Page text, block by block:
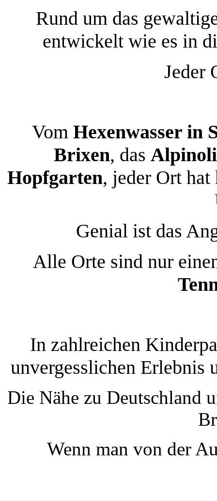
Rund um das
entwickelt wie es in
Jeder
Vom Hexenwasser in
Brixen, das
Hopfgarten, jeder Ort
Genial ist das
Alle Orte sind nur
In zahlreichen
unvergesslichen Erlebnis
Die Nähe zu Deutschland
Wenn man von der